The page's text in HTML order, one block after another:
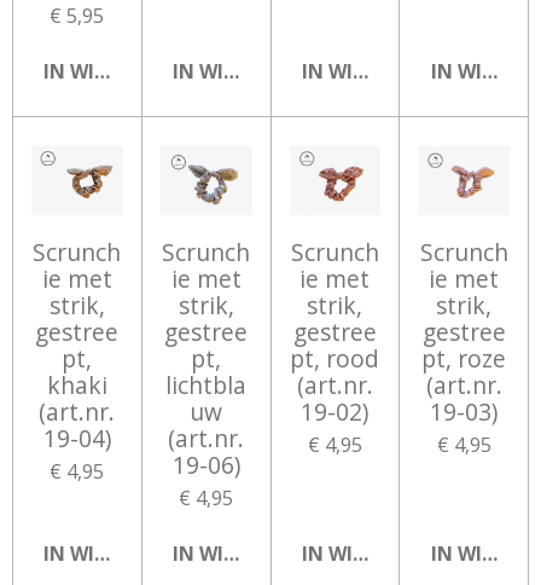
€ 5,95
IN WINKELWAGENIN WINKELWAGENIN WINKELWAGEN
IN
Scrunch
ie met
strik,
gestree
pt,
khaki
(art.nr.
19-04)
€ 4,95
IN WINKELWAGEN
Scrunch
ie met
strik,
gestree
pt,
lichtbla
uw
(art.nr.
19-06)
€ 4,95
IN WINKELWAGEN
Scrunch
ie met
strik,
gestree
pt, rood
(art.nr.
19-02)
€ 4,95
IN WINKELWAGEN
Scrunch
ie met
strik,
gestree
pt, roze
(art.nr.
19-03)
€ 4,95
IN